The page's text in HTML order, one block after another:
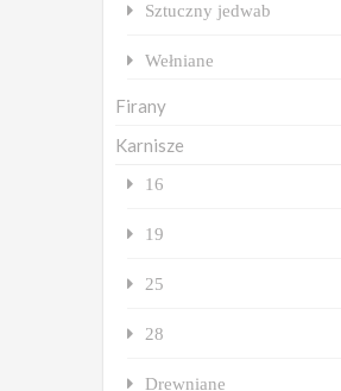
Sztuczny jedwab
Wełniane
Firany
Karnisze
16
19
25
28
Drewniane